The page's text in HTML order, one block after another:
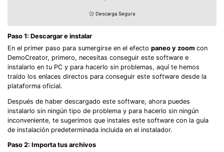
Descarga Segura
Paso 1: Descargar e instalar
En el primer paso para sumergirse en el efecto paneo y zoom con
DemoCreator, primero, necesitas conseguir este software e
instalarlo en tu PC y para hacerlo sin problemas, aquí te hemos
traído los enlaces directos para conseguir este software desde la
plataforma oficial.
Después de haber descargado este software, ahora puedes
instalarlo sin ningún tipo de problema y para hacerlo sin ningún
inconveniente, te sugerimos que instales este software con la guía
de instalación predeterminada incluida en el instalador.
Paso 2: Importa tus archivos